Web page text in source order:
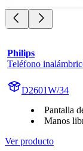
Philips
Teléfono
D2601W/34
Pantalla
Manos
Ver producto